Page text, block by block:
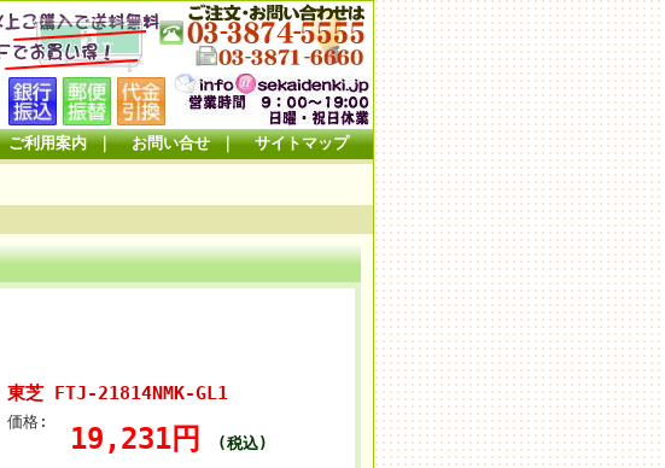
ご利用案内｜ お問い合せ｜ サイトマップ
東芝 FTJ-21814NMK-GL1
価格:
19,231円 (税込)